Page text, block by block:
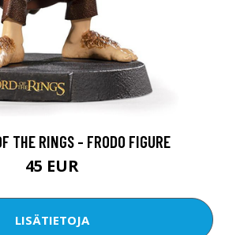
THE RINGS - FRODO FIGURE
45 EUR
LISÄTIETOJA